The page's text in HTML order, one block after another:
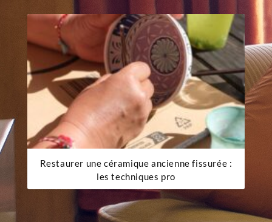
Restaurer une céramique ancienne fissurée :
les techniques pro